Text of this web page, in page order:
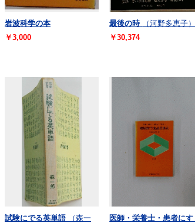
岩波科学の本
￥3,000
最後の時
（河野多恵子）
￥30,374
試験にでる英単語 （森一 医師・栄養士・患者にす